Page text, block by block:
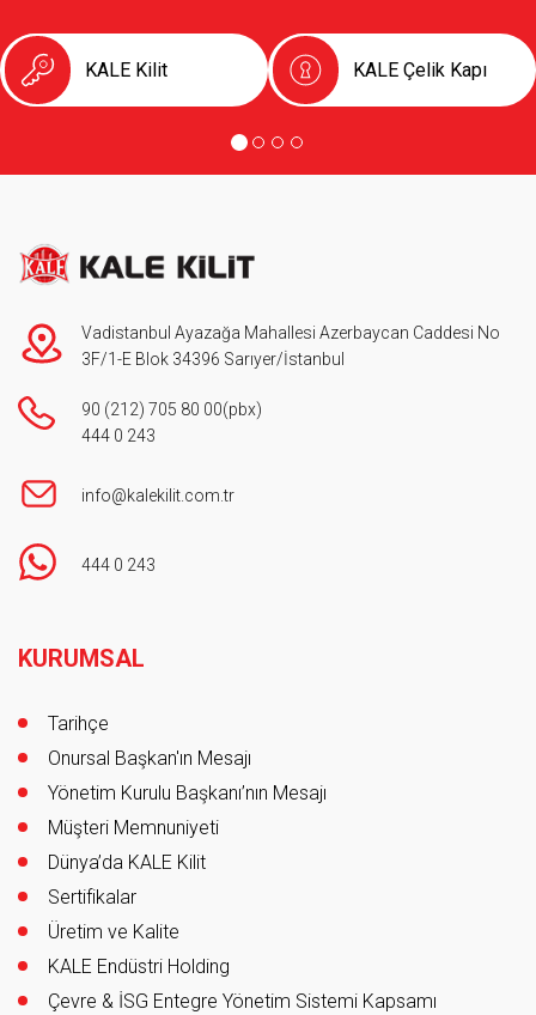
KALE Kilit KALE Çelik Kapı
Vadistanbul Ayazağa Mahallesi Azerbaycan Caddesi No
3F/1-E Blok 34396 Sarıyer/İstanbul
90 (212) 705 80 00(pbx)
444 0 243
info@kalekilit.com.tr
444 0 243
KURUMSAL
Tarihçe
Onursal Başkan'ın Mesajı
Yönetim Kurulu Başkanı’nın Mesajı
Müşteri Memnuniyeti
Dünya’da KALE Kilit
Sertifikalar
Üretim ve Kalite
KALE Endüstri Holding
Çevre & İSG Entegre Yönetim Sistemi Kapsamı